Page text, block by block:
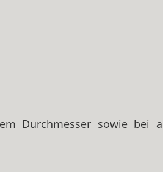
Durchmesser sowie bei